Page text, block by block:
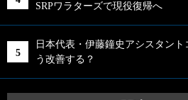
SRPワラターズで現役復帰へ
日本代表・伊藤鐘史アシスタン
う改善する？